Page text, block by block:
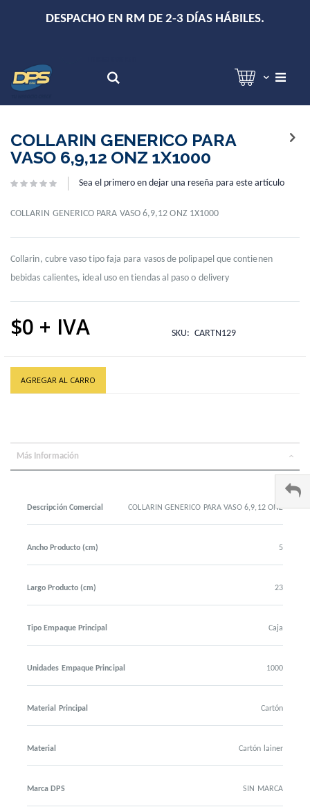
DESPACHO EN RM DE 2-3 DÍAS HÁBILES.
to
the
end
the
gallery
to
the
beginning
the
gallery
COLLARIN GENERICO PARA
VASO 6,9,12 ONZ 1X1000
Sea el primero en dejar una reseña para este artículo
COLLARIN GENERICO PARA VASO 6,9,12 ONZ 1X1000
Collarin, cubre vaso tipo faja para vasos de polipapel que contienen
bebidas calientes, ideal uso en tiendas al paso o delivery
$0 SKU CARTN129
AGREGAR AL CARRO
Más Información
Descripción Comercial COLLARIN GENERICO PARA VASO 6,9,12 ONZ
Ancho Producto (cm) 5
Largo Producto (cm) 23
Tipo Empaque Principal Caja
Unidades Empaque Principal 1000
Material Principal Cartón
Material Cartón lainer
Marca DPS SIN MARCA